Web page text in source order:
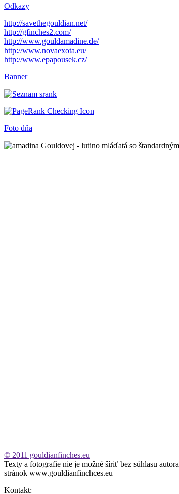
Odkazy
http://savethegouldian.net/
http://gfinches2.com/
http://www.gouldamadine.de/
http://www.novaexota.eu/
http://www.epapousek.cz/
Banner
Foto dňa
© 2011 gouldianfinches.eu
Texty a fotografie nie je možné šíriť bez súhlasu autora
stránok www.gouldianfinchces.eu
Kontakt: